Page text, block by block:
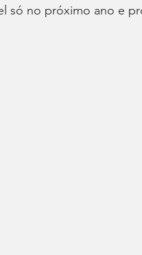
só no próximo ano e